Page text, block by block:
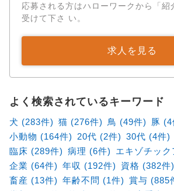
応募される方はハローワークから「紹
受けて下さ い。
求人を見る
よく検索されているキーワード
犬 (283件) 猫 (276件) 鳥 (49件)
豚 (4
小動物 (164件)
20代 (2件) 30代 (4件)
臨床 (289件) 病理 (6件)
エキゾチッ
企業 (64件) 年収 (192件) 資格 (382件)
畜産 (13件) 年齢不問 (1件) 賞与 (885